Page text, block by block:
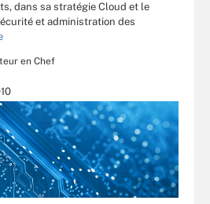
dans sa stratégie Cloud et le
et administration des
en Chef